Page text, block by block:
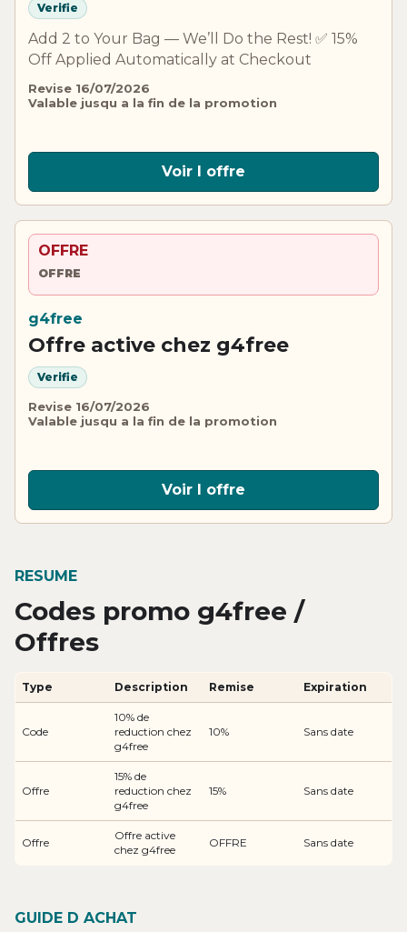
Verifie
Add 2 to Your Bag — We’ll Do the Rest! ✅ 15%
Off Applied Automatically at Checkout
Revise 16/07/2026
Valable jusqu a la fin de la promotion
Voir l offre
OFFRE
OFFRE
g4free
Offre active chez g4free
Verifie
Revise 16/07/2026
Valable jusqu a la fin de la promotion
Voir l offre
RESUME
Codes promo g4free /
Offres
Type Description Remise Expiration
Code
10% de
reduction chez
g4free
10% Sans date
Offre
15% de
reduction chez
g4free
15% Sans date
Offre
Offre active
chez g4free
OFFRE Sans date
GUIDE D ACHAT